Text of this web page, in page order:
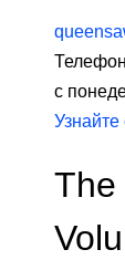
с
Узнайте
The